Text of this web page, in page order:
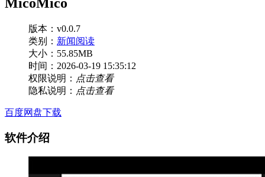
版本：v0.0.7
类别： 新闻阅读
大小：55.85MB
时间：2026-03-19 15:35:12
权限说明： 点击查看
隐私说明： 点击查看
百度网盘下载
软件介绍